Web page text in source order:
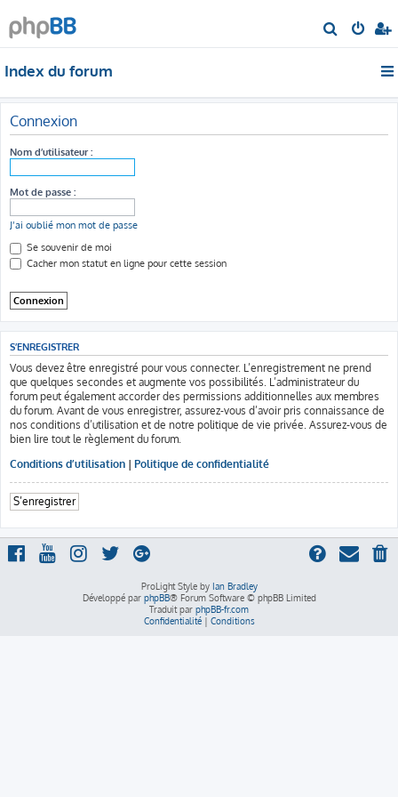
e
r
Index du forum
Connexion
Nom d’utilisateur :
Mot de passe :
J’ai oublié mon mot de passe
Se souvenir de moi
Cacher mon statut en ligne pour cette session
S’ENREGISTRER
Vous devez être enregistré pour vous connecter. L’enregistrement ne prend
que quelques secondes et augmente vos possibilités. L’administrateur du
forum peut également accorder des permissions additionnelles aux membres
du forum. Avant de vous enregistrer, assurez-vous d’avoir pris connaissance de
nos conditions d’utilisation et de notre politique de vie privée. Assurez-vous de
bien lire tout le règlement du forum.
Conditions d’utilisation | Politique de confidentialité
S’enregistrer
ProLight Style by Ian Bradley
Développé par phpBB® Forum Software © phpBB Limited
Traduit par phpBB-fr.com
Confidentialité| Conditions